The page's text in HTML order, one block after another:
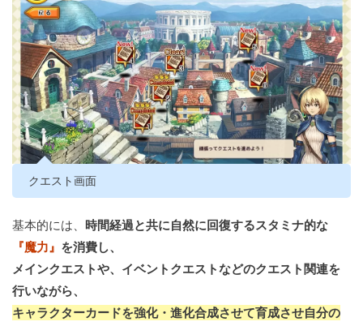
クエスト画面
基本的には、 時間経過と共に自然に回復するスタミナ的な
『魔力』 を消費し、
メインクエストや、イベントクエストなどのクエスト関連を
行いながら、
キャラクターカードを強化・進化合成させて育成させ自分の